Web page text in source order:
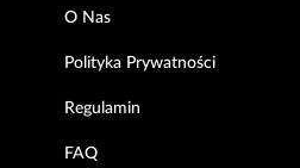
O Nas
Polityka Prywatności
Regulamin
FAQ